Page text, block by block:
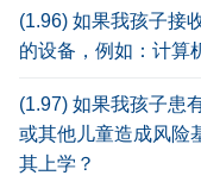
(1.96) 如果我孩子接
的设备，例如：计算
(1.97) 如果我孩子患
或其他儿童造成风险
其上学？